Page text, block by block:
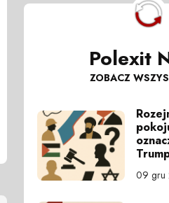
Polexit
ZOBACZ
09 gru